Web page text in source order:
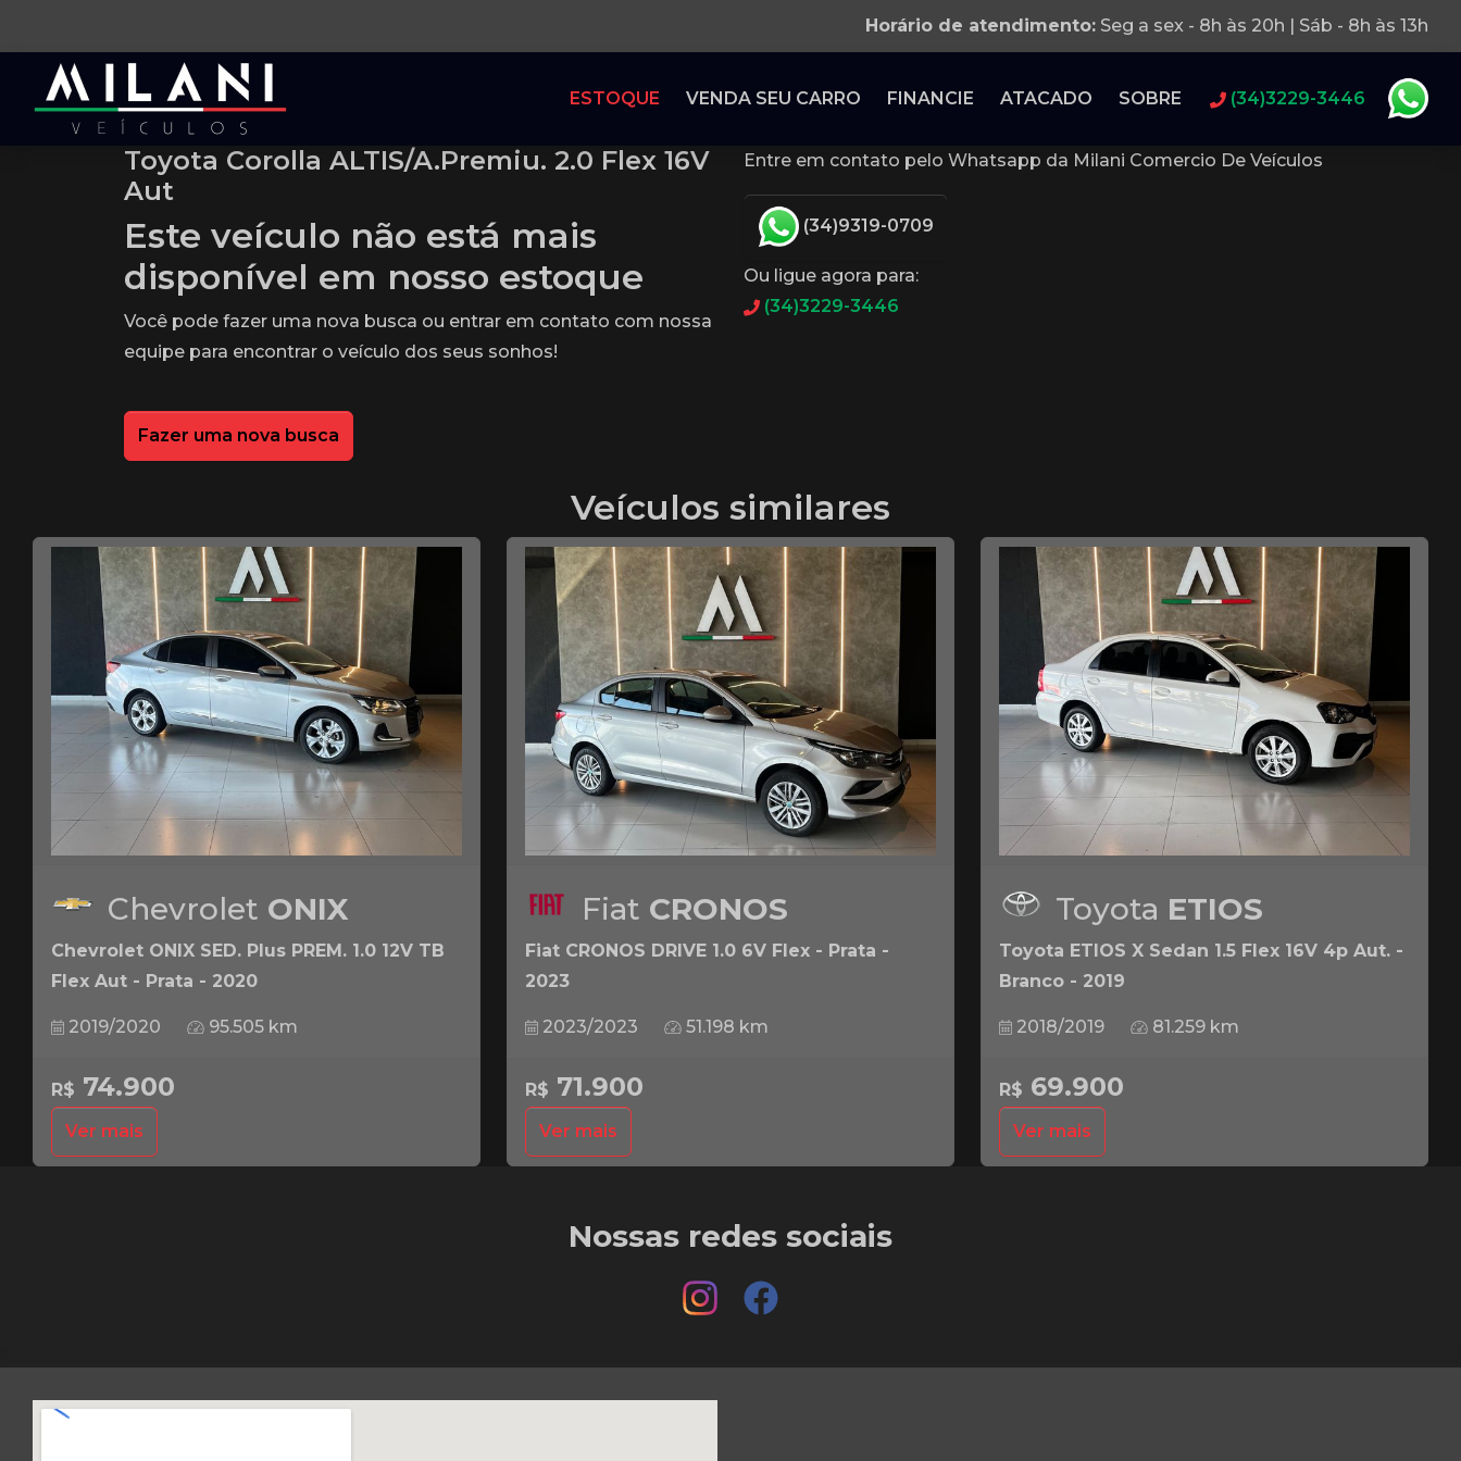
Horário de atendimento: Seg a sex - 8h às 20h | Sáb - 8h às 13h
ESTOQUE VENDA SEU CARRO FINANCIE ATACADO SOBRE (34)3229-3446
Toyota Corolla ALTIS/A.Premiu. 2.0 Flex 16V
Aut
Este veículo não está mais
disponível em nosso estoque
Você pode fazer uma nova busca ou entrar em contato com nossa
equipe para encontrar o veículo dos seus sonhos!
Fazer uma nova busca
Entre em contato pelo Whatsapp da Milani Comercio De Veículos
(34)9319-0709
Ou ligue agora para:
(34)3229-3446
Veículos similares
Chevrolet ONIX
Chevrolet ONIX SED. Plus PREM. 1.0 12V TB
Flex Aut - Prata - 2020
2019/2020 95.505 km
R$ 74.900
Ver mais
Fiat CRONOS
Fiat CRONOS DRIVE 1.0 6V Flex - Prata -
2023
2023/2023 51.198 km
R$ 71.900
Ver mais
Toyota ETIOS
Toyota ETIOS X Sedan 1.5 Flex 16V 4p Aut. -
Branco - 2019
2018/2019 81.259 km
R$ 69.900
Ver mais
Nossas redes sociais